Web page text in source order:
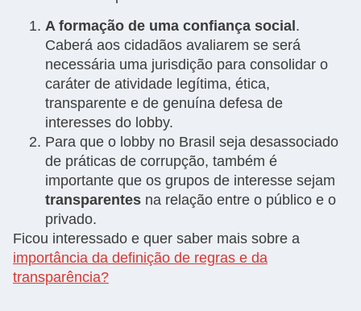
A formação de uma confiança social .
Caberá aos cidadãos avaliarem se será
necessária uma jurisdição para consolidar o
caráter de atividade legítima, ética,
transparente e de genuína defesa de
interesses do lobby.
Para que o lobby no Brasil seja desassociado
de práticas de corrupção, também é
importante que os grupos de interesse sejam
transparentes na relação entre o público e o
privado.
Ficou interessado e quer saber mais sobre a
importância da definição de regras e da
transparência?